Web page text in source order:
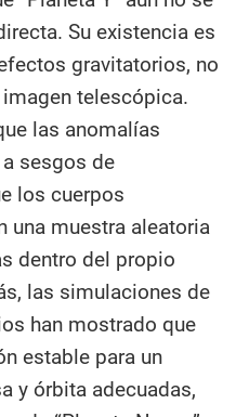
Su existencia es
gravitatorios, no
telescópica.
las anomalías
sesgos de
los cuerpos
una muestra aleatoria
dentro del propio
las simulaciones de
han mostrado que
estable para un
y órbita adecuadas,